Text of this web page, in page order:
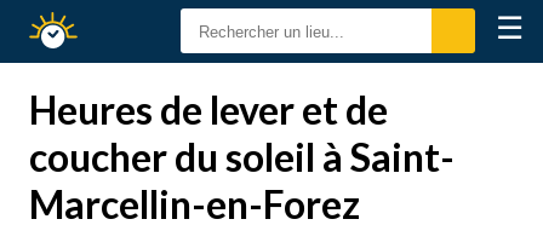
Calendrier
Solaire
☰
Heures de lever et de
coucher du soleil à Saint-
Marcellin-en-Forez